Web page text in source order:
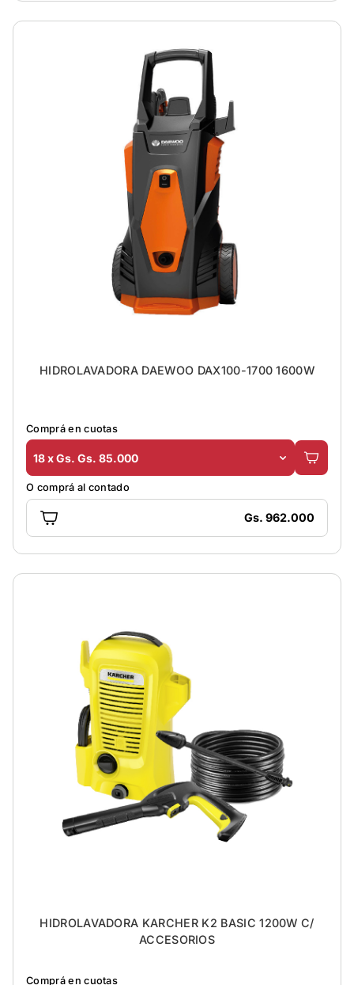
HIDROLAVADORA DAEWOO DAX100-1700 1600W
Comprá en cuotas
18 x Gs. Gs. 85.000
O comprá al contado
Gs. 962.000
HIDROLAVADORA KARCHER K2 BASIC 1200W C/
ACCESORIOS
Comprá en cuotas